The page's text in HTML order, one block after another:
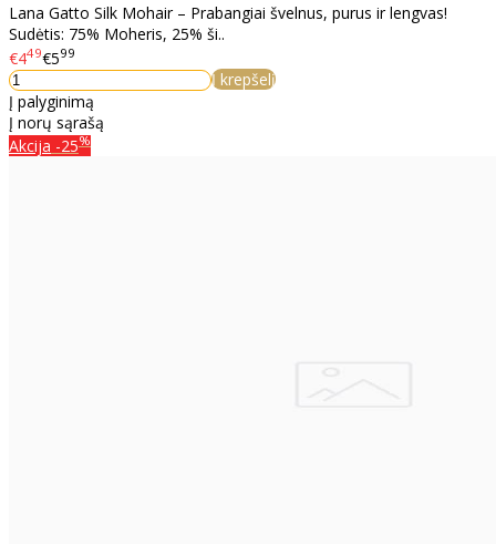
Lana Gatto Silk Mohair – Prabangiai švelnus, purus ir lengvas!
Sudėtis: 75% Moheris, 25% ši..
€449€599
Į krepšelį
Į palyginimą
Į norų sąrašą
Akcija -25%